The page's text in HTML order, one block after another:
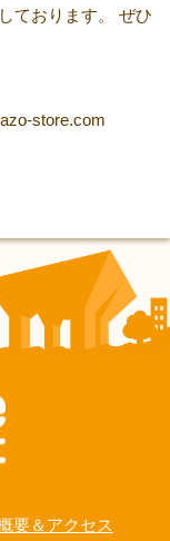
ております。 ぜひ
store.com
要＆アクセス